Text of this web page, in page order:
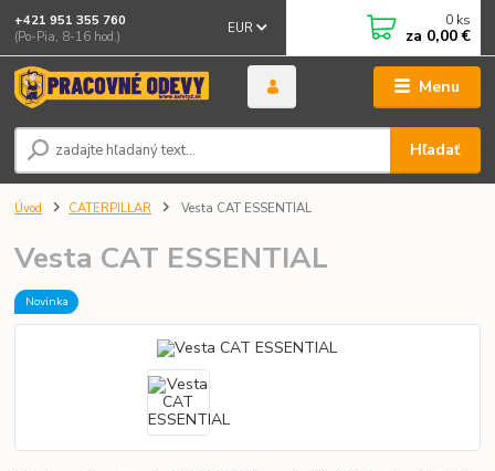
Menu
EUR
Hľadať
+421 951 355 760
(Po-Pia, 8-16 hod.)
0 ks
za 0,00 €
Úvod CATERPILLAR Vesta CAT ESSENTIAL
Vesta CAT ESSENTIAL
Novinka